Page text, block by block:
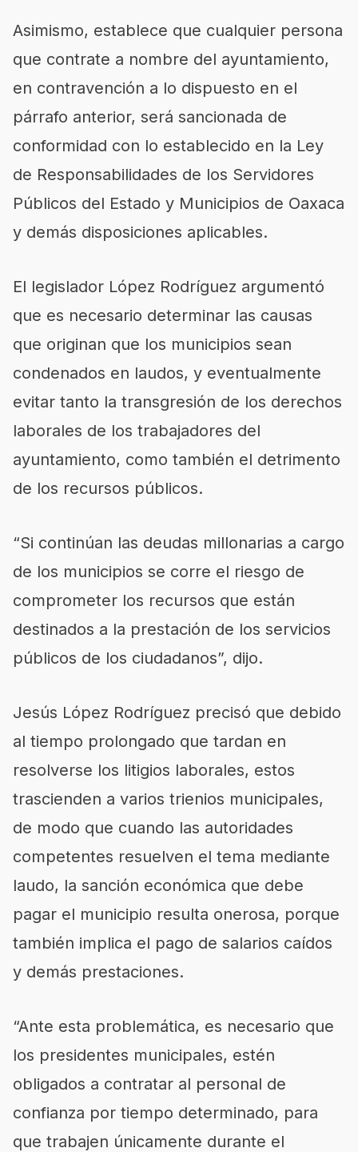
Asimismo, establece que cualquier persona
que contrate a nombre del ayuntamiento,
en contravención a lo dispuesto en el
párrafo anterior, será sancionada de
conformidad con lo establecido en la Ley
de Responsabilidades de los Servidores
Públicos del Estado y Municipios de Oaxaca
y demás disposiciones aplicables.
El legislador López Rodríguez argumentó
que es necesario determinar las causas
que originan que los municipios sean
condenados en laudos, y eventualmente
evitar tanto la transgresión de los derechos
laborales de los trabajadores del
ayuntamiento, como también el detrimento
de los recursos públicos.
“Si continúan las deudas millonarias a cargo
de los municipios se corre el riesgo de
comprometer los recursos que están
destinados a la prestación de los servicios
públicos de los ciudadanos”, dijo.
Jesús López Rodríguez precisó que debido
al tiempo prolongado que tardan en
resolverse los litigios laborales, estos
trascienden a varios trienios municipales,
de modo que cuando las autoridades
competentes resuelven el tema mediante
laudo, la sanción económica que debe
pagar el municipio resulta onerosa, porque
también implica el pago de salarios caídos
y demás prestaciones.
“Ante esta problemática, es necesario que
los presidentes municipales, estén
obligados a contratar al personal de
confianza por tiempo determinado, para
que trabajen únicamente durante el